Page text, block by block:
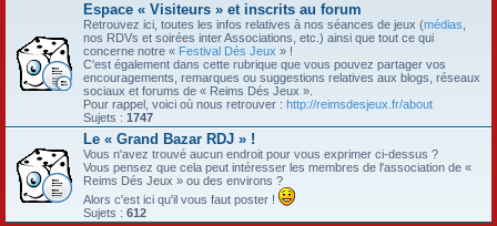
Espace « Visiteurs » et inscrits au forum
Retrouvez ici, toutes les infos relatives à nos séances de jeux (médias
nos RDVs et soirées inter Associations, etc.) ainsi que tout ce qui
concerne notre « Festival Dés Jeux » !
C'est également dans cette rubrique que vous pouvez partager vos
encouragements, remarques ou suggestions relatives aux blogs, réseaux
sociaux et forums de « Reims Dés Jeux ».
Pour rappel, voici où nous retrouver : http://reimsdesjeux.fr/about
Sujets : 1747
Le « Grand Bazar RDJ » !
Vous n'avez trouvé aucun endroit pour vous exprimer ci-dessus ?
Vous pensez que cela peut intéresser les membres de l'association de «
Reims Dés Jeux » ou des environs ?
Alors c'est ici qu'il vous faut poster !
Sujets : 612